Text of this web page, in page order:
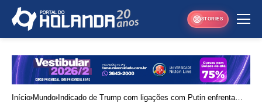
STORIES
Início Mundo Indicado de Trump com ligações com Putin enfrenta